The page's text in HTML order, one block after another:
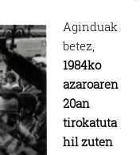
Aginduak
betez,
1984ko
azaroaren
20an
tirokatuta
hil zuten